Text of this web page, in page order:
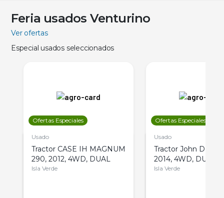
Feria usados Venturino
Ver ofertas
Especial usados seleccionados
Ofertas Especiales
Usado
Tractor CASE IH MAGNUM
290, 2012, 4WD, DUAL
Isla Verde
Ofertas Especiales
Usado
Tractor John Deere
2014, 4WD, DUAL
Isla Verde